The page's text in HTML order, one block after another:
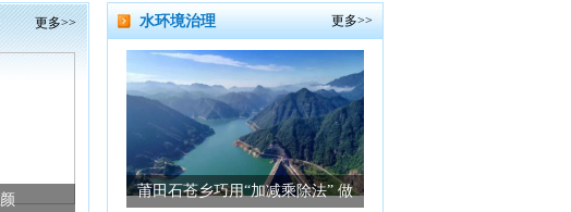
更多>> 更多>>
水环境治理
莆田石苍乡巧用“加减乘除法” 做